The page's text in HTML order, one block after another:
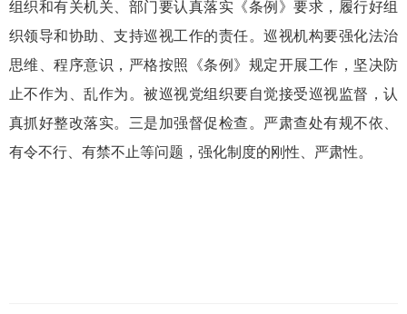
组织和有关机关、部门要认真落实《条例》要求，履行好组
织领导和协助、支持巡视工作的责任。巡视机构要强化法治
思维、程序意识，严格按照《条例》规定开展工作，坚决防
止不作为、乱作为。被巡视党组织要自觉接受巡视监督，认
真抓好整改落实。三是加强督促检查。严肃查处有规不依、
有令不行、有禁不止等问题，强化制度的刚性、严肃性。